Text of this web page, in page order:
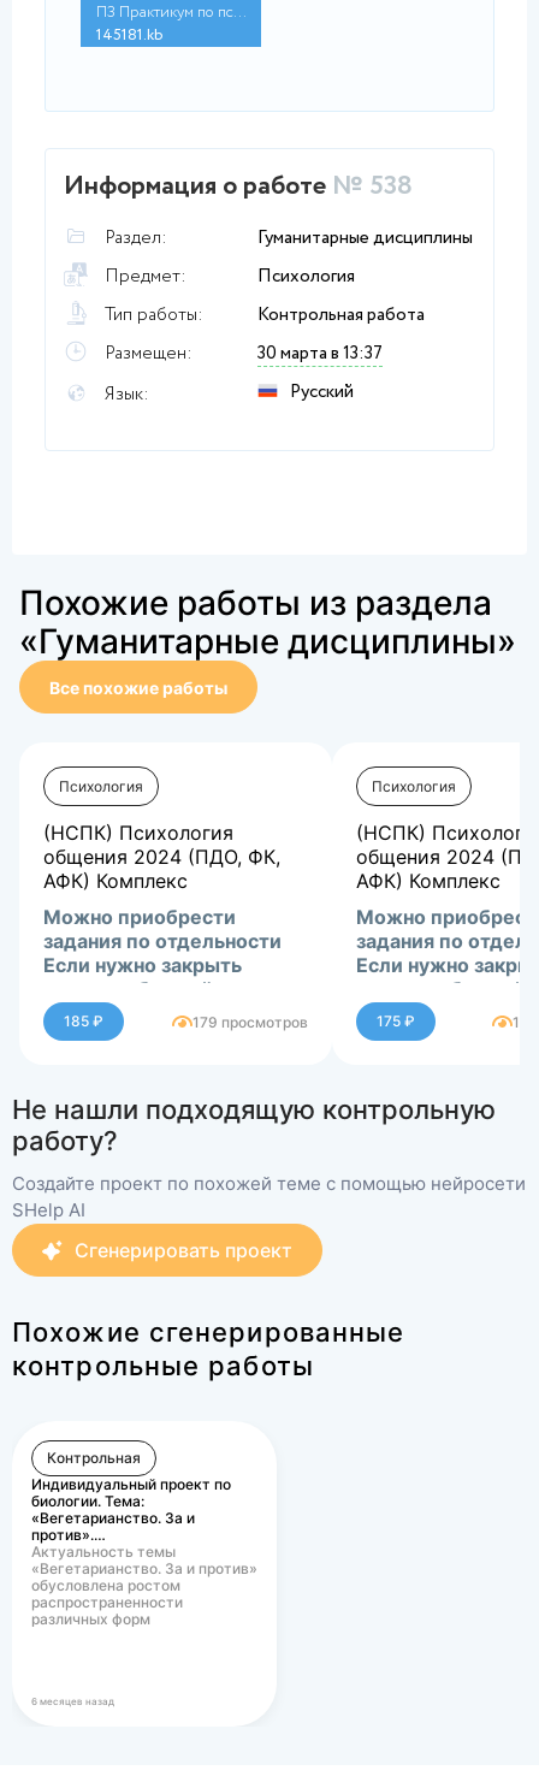
ПЗ Практикум по псих...
145181.kb
Информация о работе № 538
Раздел:
Гуманитарные дисциплины
Предмет:
Психология
Тип работы:
Контрольная работа
Размещен:
30 марта в 13:37
Язык:
Русский
Похожие работы из раздела
«Гуманитарные дисциплины»
Все похожие работы
Психология
(НСПК) Психология
общения 2024 (ПДО, ФК,
АФК) Комплекс
Можно приобрести
задания по отдельности
Если нужно закрыть
сессию-обращайтесь в
ЛС.185 ₽ 179 просмотров
Психология
(НСПК)
общения 2024
АФК) Комплекс
Можно
задания по
Если нужно
сессию-
ЛС.175 ₽
Не нашли подходящую контрольную
работу?
Создайте проект по похожей теме с помощью нейросети
SHelp AI
Сгенерировать проект
Похожие сгенерированные
контрольные работы
Контрольная
Индивидуальный проект по
биологии. Тема:
«Вегетарианство. За и
против».…
Актуальность темы
«Вегетарианство. За и против»
обусловлена ростом
распространенности
различных форм
6 месяцев назад